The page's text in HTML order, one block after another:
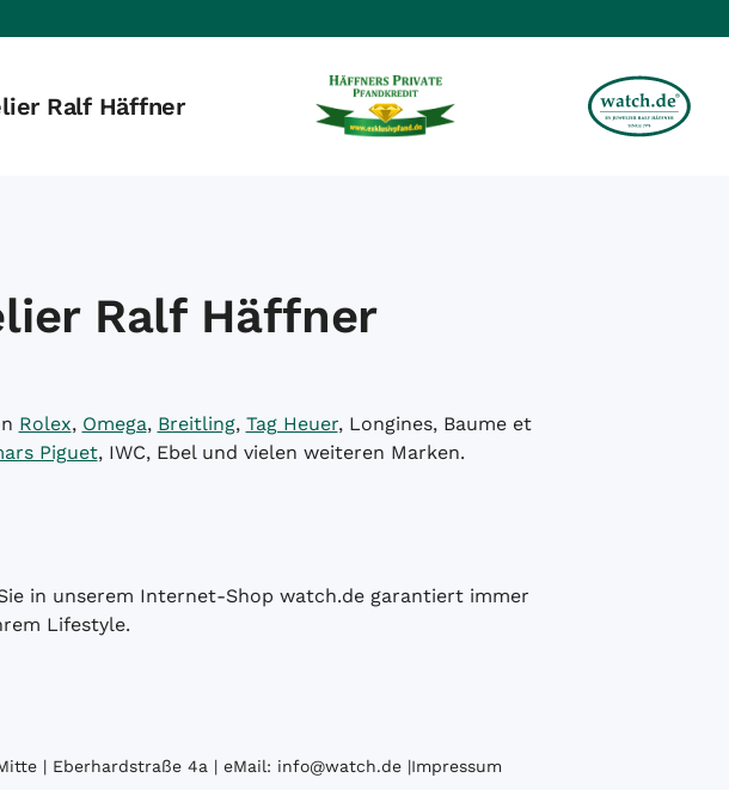
Ralf Häffner
Ralf Häffner
Rolex, Omega, Breitling, Tag Heuer, Longines, Baume et
Piguet, IWC, Ebel und vielen weiteren Marken.
in unserem Internet-Shop watch.de garantiert immer
Lifestyle.
| Eberhardstraße 4a | eMail: info@watch.de|Impressum